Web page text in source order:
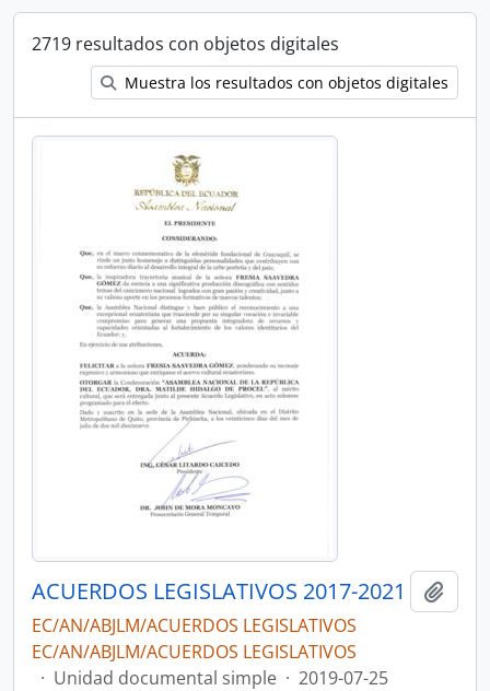
2719 resultados con objetos digitales
Muestra los resultados con objetos digitales
ACUERDOS LEGISLATIVOS 2017-2021
EC/AN/ABJLM/ACUERDOS LEGISLATIVOS
EC/AN/ABJLM/ACUERDOS LEGISLATIVOS
· Unidad documental simple · 2019-07-25